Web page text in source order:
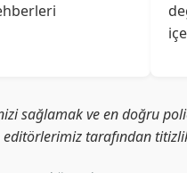
sağlamak ve en doğru
tarafından